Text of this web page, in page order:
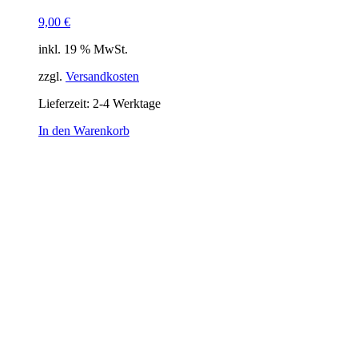
9,00 €
inkl. 19 % MwSt.
zzgl. Versandkosten
Lieferzeit: 2-4 Werktage
In den Warenkorb